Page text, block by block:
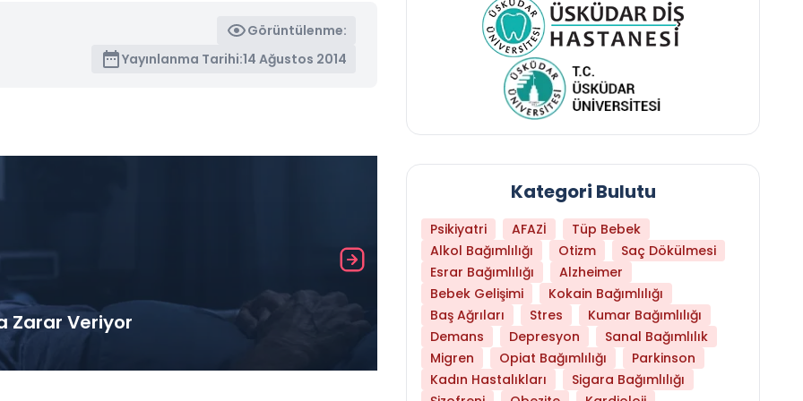
Görüntülenme:
Yayınlanma Tarihi:14 Ağustos 2014
Zarar Veriyor Libido Yüksekliği
Kategori Bulutu
Psikiyatri AFAZİ
Tüp Bebek
Alkol Bağımlılığı
Otizm
Saç Dökülmesi
Esrar Bağımlılığı
Alzheimer
Bebek Gelişimi
Kokain Bağımlılığı
Baş Ağrıları
Stres
Kumar Bağımlılığı
Demans
Depresyon
Sanal Bağımlılık
Migren
Opiat Bağımlılığı
Parkinson
Kadın Hastalıkları
Sigara Bağımlılığı